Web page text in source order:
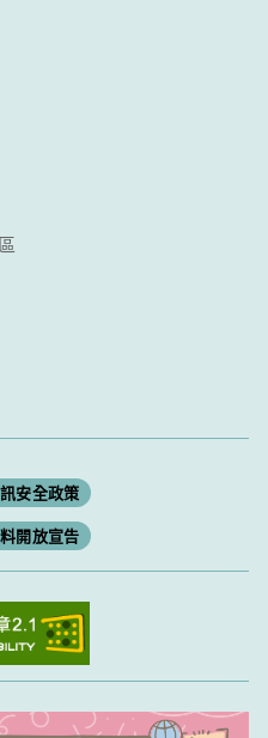
安全政策
開放宣告